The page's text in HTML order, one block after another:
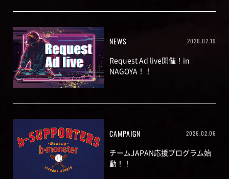
NEWS 2026.02.19
Request Ad live開催！in
NAGOYA！！
CAMPAIGN 2026.02.06
チームJAPAN応援プログラム始
動！！